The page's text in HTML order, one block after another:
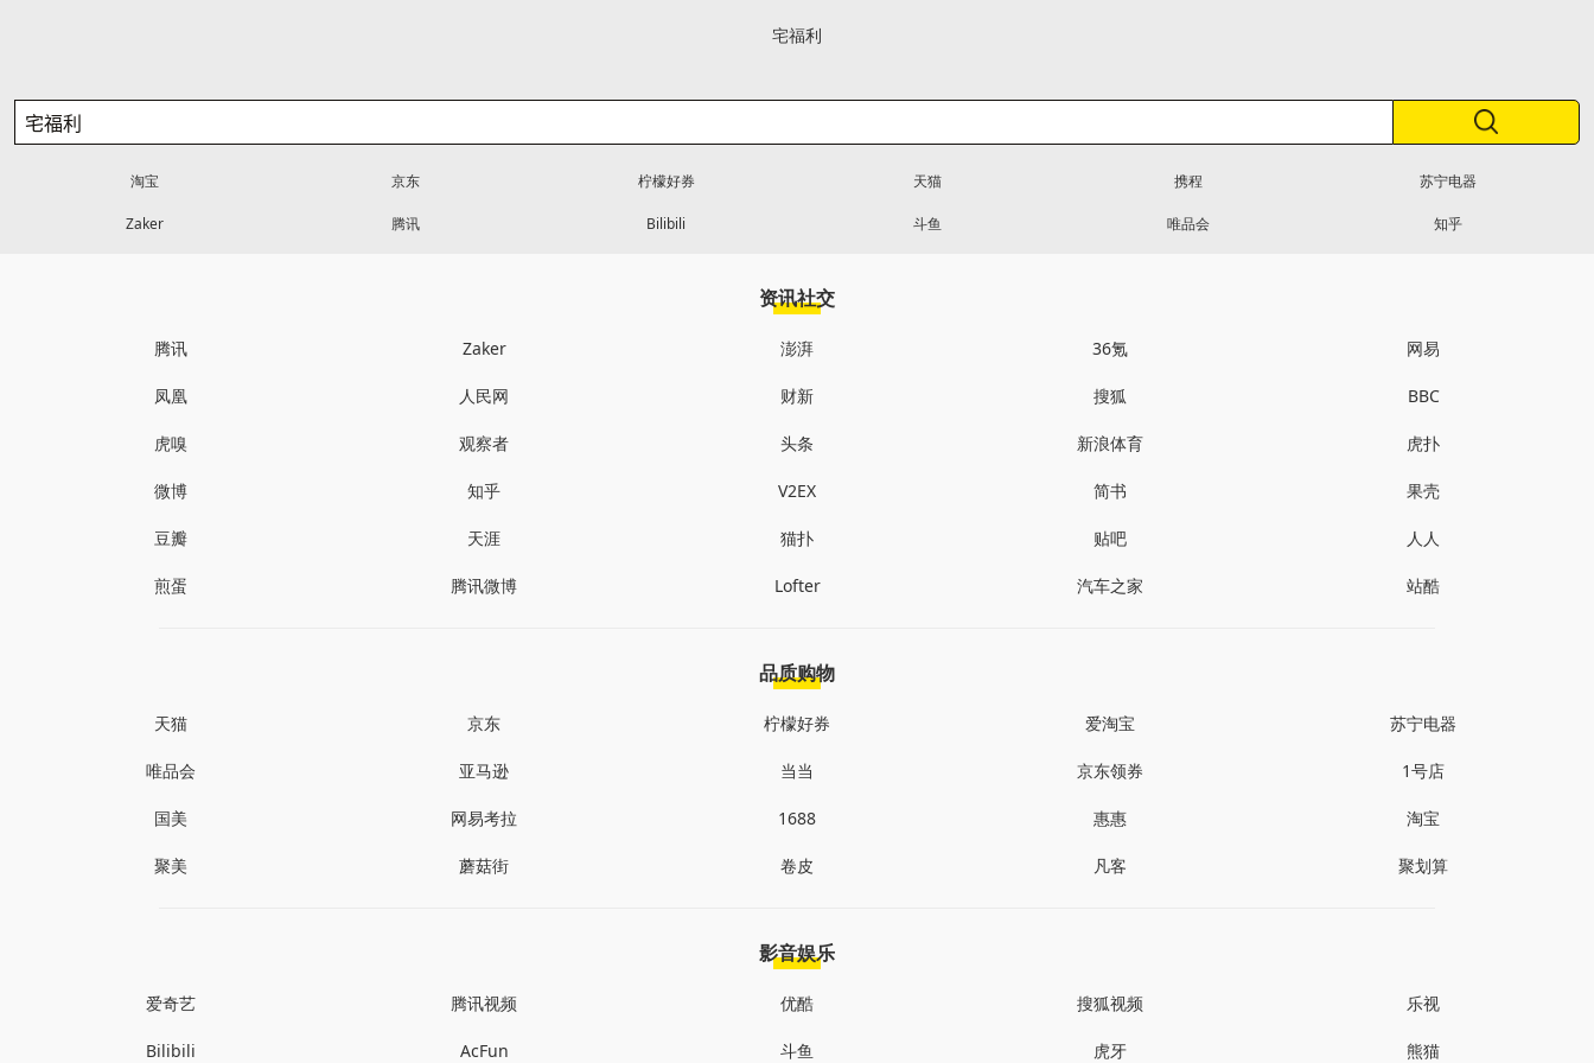
宅福利
淘宝 京东 柠檬好券 天猫 携程 苏宁电器
Zaker 腾讯 Bilibili 斗鱼 唯品会 知乎
资讯社交
腾讯 Zaker 澎湃 36氪 网易
凤凰 人民网 财新 搜狐 BBC
虎嗅 观察者 头条 新浪体育 虎扑
微博 知乎 V2EX 简书 果壳
豆瓣 天涯 猫扑 贴吧 人人
煎蛋 腾讯微博 Lofter 汽车之家 站酷
品质购物
天猫 京东 柠檬好券 爱淘宝 苏宁电器
唯品会 亚马逊 当当 京东领券 1号店
国美 网易考拉 1688 惠惠 淘宝
聚美 蘑菇街 卷皮 凡客 聚划算
影音娱乐
爱奇艺 腾讯视频 优酷 搜狐视频 乐视
Bilibili AcFun 斗鱼 虎牙 熊猫